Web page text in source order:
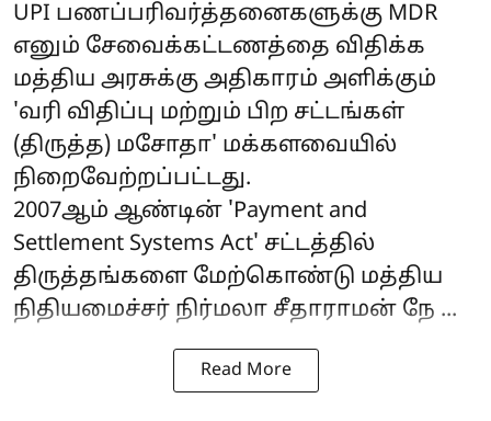
UPI பணப்பரிவர்த்தனைகளுக்கு MDR
எனும் சேவைக்கட்டணத்தை விதிக்க
மத்திய அரசுக்கு அதிகாரம் அளிக்கும்
'வரி விதிப்பு மற்றும் பிற சட்டங்கள்
(திருத்த) மசோதா' மக்களவையில்
நிறைவேற்றப்பட்டது.
2007ஆம் ஆண்டின் 'Payment and
Settlement Systems Act' சட்டத்தில்
திருத்தங்களை மேற்கொண்டு மத்திய
நிதியமைச்சர் நிர்மலா சீதாராமன் நே ...
Read More